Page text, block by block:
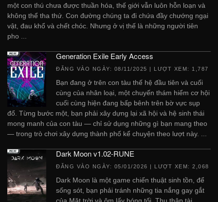
một con thú chưa được thuần hóa, thế giới vẫn luôn hỗn loạn và
không thể tha thứ. Con đường chúng ta đi chứa đầy chướng ngại
vật, đau khổ và chết chóc. Nhưng ở vị thế là những người tiên
pho ...
Generation Exile Early Access
ĐĂNG VÀO NGÀY: 08/11/2025 | LƯỢT XEM: 1,787
Bạn đang ở trên con tàu thế hệ đầu tiên và cuối
cùng của nhân loại, một chuyến thám hiểm cơ hội
cuối cùng hiện đang bấp bênh trên bờ vực sụp
đổ. Từng bước một, bạn phải xây dựng lại xã hội và hệ sinh thái
mong manh của con tàu — chỉ sử dụng những gì bạn mang theo
— trong trò chơi xây dựng thành phố kể chuyện theo lượt này. ...
Dark Moon v1.02-RUNE
ĐĂNG VÀO NGÀY: 05/01/2026 | LƯỢT XEM: 2,068
Dark Moon là một game chiến thuật sinh tồn, để
sống sót, bạn phải tránh những tia nắng gay gắt